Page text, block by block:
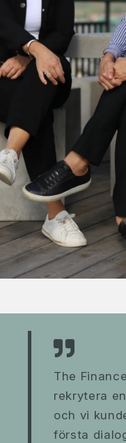
The
rekrytera
och vi
första